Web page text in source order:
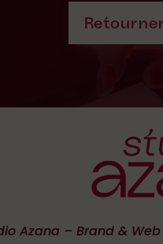
Azana – Brand &